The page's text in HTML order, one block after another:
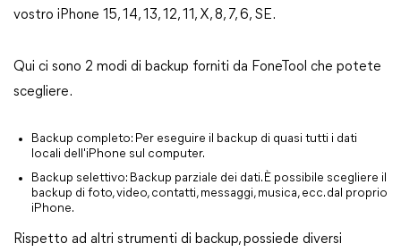
vostro iPhone 15, 14, 13, 12, 11, X, 8, 7, 6, SE.
Qui ci sono 2 modi di backup forniti da FoneTool che potete
scegliere.
Backup completo: Per eseguire il backup di quasi tutti i dati
locali dell'iPhone sul computer.
Backup selettivo: Backup parziale dei dati. È possibile scegliere il
backup di foto, video, contatti, messaggi, musica, ecc. dal proprio
iPhone.
Rispetto ad altri strumenti di backup, possiede diversi